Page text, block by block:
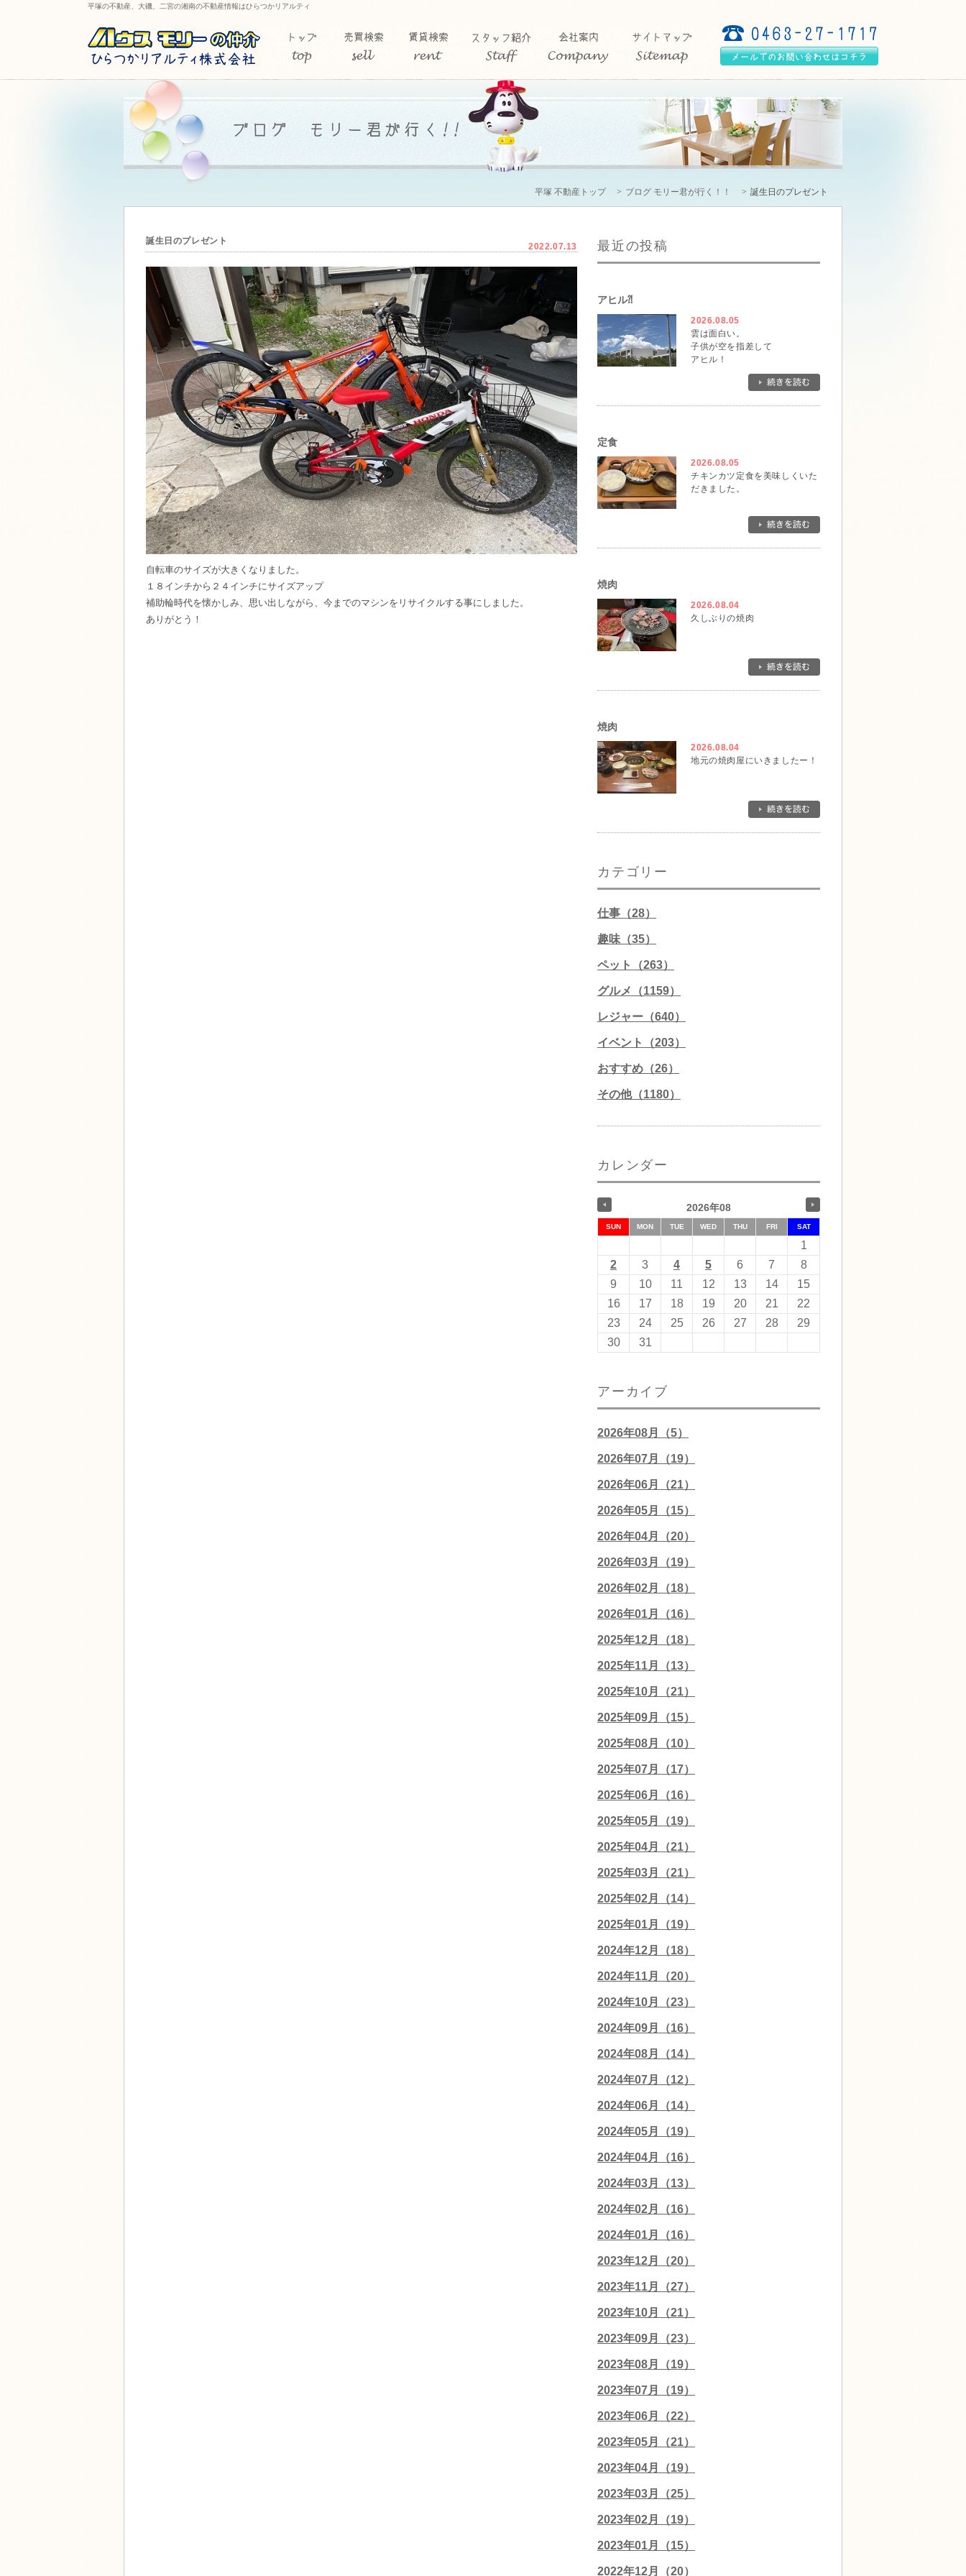
平塚の不動産、大磯、二宮の湘南の不動産情報はひらつかリアルティ
平塚 不動産トップ ブログ モリー君が行く！！ 誕生日のプレゼント
誕生日のプレゼント
2022.07.13
自転車のサイズが大きくなりました。
１８インチから２４インチにサイズアップ
補助輪時代を懐かしみ、思い出しながら、今までのマシンをリサイクルする事にしました。
ありがとう！
最近の投稿
アヒル⁈
2026.08.05
雲は面白い。
子供が空を指差して
アヒル！
確かにそんな形です。
定食
2026.08.05
チキンカツ定食を美味しくいた
だきました。
焼肉
2026.08.04
久しぶりの焼肉
焼肉
2026.08.04
地元の焼肉屋にいきましたー！
カテゴリー
仕事（28）
趣味（35）
ペット（263）
グルメ（1159）
レジャー（640）
イベント（203）
おすすめ（26）
その他（1180）
カレンダー
2026年08
SUN MON TUE WED THU FRI SAT
1
2
3 4 5 6 7
8
9
10 11 12 13 14
15
16
17 18 19 20 21
22
23
24 25 26 27 28
29
30
31
アーカイブ
2026年08月（5）
2026年07月（19）
2026年06月（21）
2026年05月（15）
2026年04月（20）
2026年03月（19）
2026年02月（18）
2026年01月（16）
2025年12月（18）
2025年11月（13）
2025年10月（21）
2025年09月（15）
2025年08月（10）
2025年07月（17）
2025年06月（16）
2025年05月（19）
2025年04月（21）
2025年03月（21）
2025年02月（14）
2025年01月（19）
2024年12月（18）
2024年11月（20）
2024年10月（23）
2024年09月（16）
2024年08月（14）
2024年07月（12）
2024年06月（14）
2024年05月（19）
2024年04月（16）
2024年03月（13）
2024年02月（16）
2024年01月（16）
2023年12月（20）
2023年11月（27）
2023年10月（21）
2023年09月（23）
2023年08月（19）
2023年07月（19）
2023年06月（22）
2023年05月（21）
2023年04月（19）
2023年03月（25）
2023年02月（19）
2023年01月（15）
2022年12月（20）